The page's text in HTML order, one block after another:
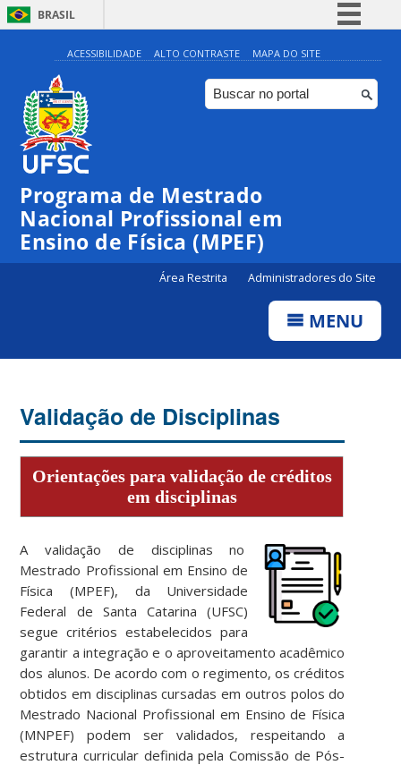
BRASIL
Simplifique!
Comunica BR
Participe
ACESSIBILIDADE ALTO CONTRASTE MAPA DO SITE
Programa de Mestrado
Nacional Profissional em
Ensino de Física (MPEF)
Área Restrita Administradores do Site
MENU
Validação de Disciplinas
Orientações para validação de créditos
em disciplinas
A validação de disciplinas no
Mestrado Profissional em Ensino de
Física (MPEF), da Universidade
Federal de Santa Catarina (UFSC)
segue critérios estabelecidos para
garantir a integração e o aproveitamento acadêmico
dos alunos. De acordo com o regimento, os créditos
obtidos em disciplinas cursadas em outros polos do
Mestrado Nacional Profissional em Ensino de Física
(MNPEF) podem ser validados, respeitando a
estrutura curricular definida pela Comissão de Pós-